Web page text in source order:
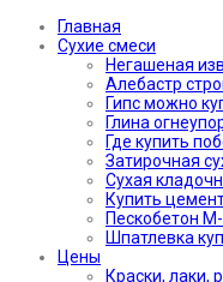
Главная
Сухие смеси
Негашеная
Алебастр
Гипс можно
Глина
Где купить
Затирочная
Сухая
Купить
Пескобетон
Шпатлевка
Цены
Краски, лаки,